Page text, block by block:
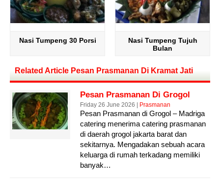
Nasi Tumpeng 30 Porsi
Nasi Tumpeng Tujuh
Bulan
Related Article Pesan Prasmanan Di Kramat Jati
Pesan Prasmanan Di Grogol
Friday 26 June 2026 | Prasmanan
Pesan Prasmanan di Grogol – Madriga
catering menerima catering prasmanan
di daerah grogol jakarta barat dan
sekitarnya. Mengadakan sebuah acara
keluarga di rumah terkadang memiliki
banyak…